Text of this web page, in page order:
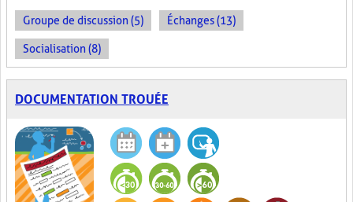
Groupe de discussion (5) Échanges (13)
Socialisation (8)
DOCUMENTATION TROUÉE